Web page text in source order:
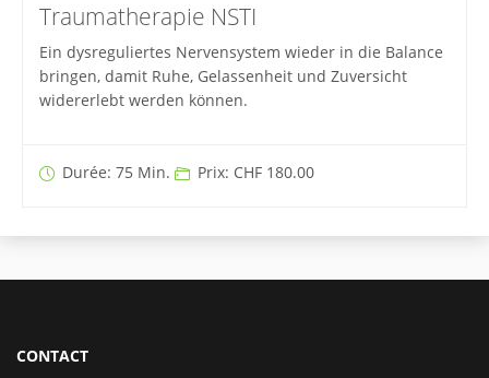
Traumatherapie NSTI
Ein dysreguliertes Nervensystem wieder in die Balance
bringen, damit Ruhe, Gelassenheit und Zuversicht
widererlebt werden können.
Durée: 75 Min. Prix: CHF 180.00
CONTACT